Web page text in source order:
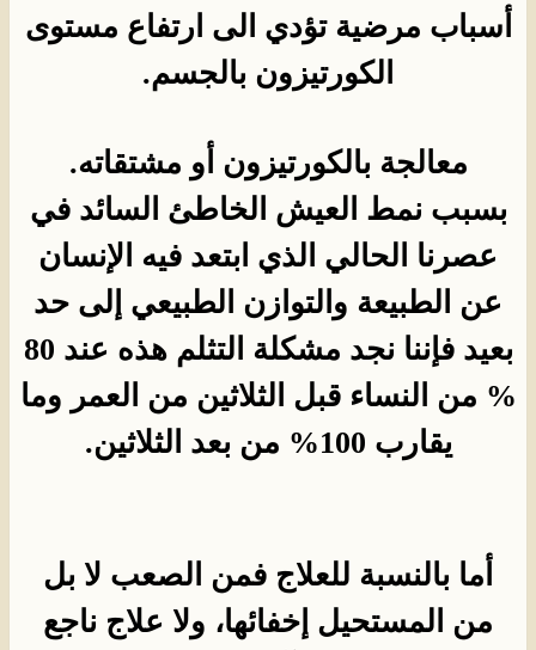
أسباب مرضية تؤدي الى ارتفاع مستوى
الكورتيزون بالجسم.
معالجة بالكورتيزون أو مشتقاته.
بسبب نمط العيش الخاطئ السائد في
عصرنا الحالي الذي ابتعد فيه الإنسان
عن الطبيعة والتوازن الطبيعي إلى حد
بعيد فإننا نجد مشكلة التثلم هذه عند 80
% من النساء قبل الثلاثين من العمر وما
يقارب 100% من بعد الثلاثين.
أما بالنسبة للعلاج فمن الصعب لا بل
من المستحيل إخفائها، ولا علاج ناجع